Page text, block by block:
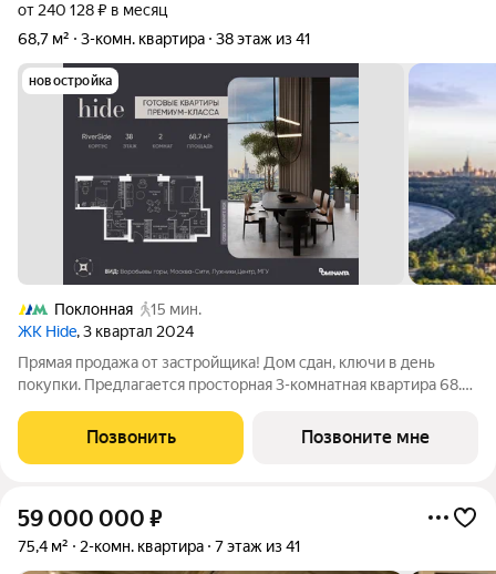
от 240 128 ₽ в месяц
68,7 м²
3-комн. квартира 38 этаж из 41
новостройка
Поклонная
15 мин.
ЖК Hide, 3 квартал 2024
Прямая продажа от застройщика! Дом сдан, ключи в день
покупки. Предлагается просторная 3-комнатная квартира 68.7
небоскребе премиум-класса от Dominanta и MR. ТОП-ВИДЫ
НА 360: Воробьевы горы,
Позвонить Позвоните мне
59 000 000 ₽
75,4 м² 2-комн. квартира 7 этаж из 41